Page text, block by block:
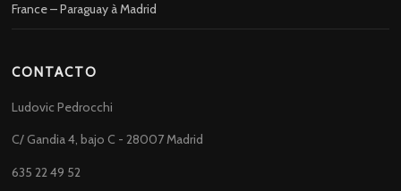
France – Paraguay à Madrid
CONTACTO
Ludovic Pedrocchi
C/ Gandia 4, bajo C - 28007 Madrid
635 22 49 52